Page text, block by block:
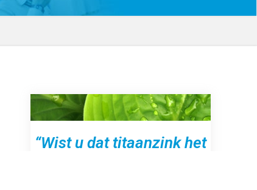
“Wist u dat titaanzink het